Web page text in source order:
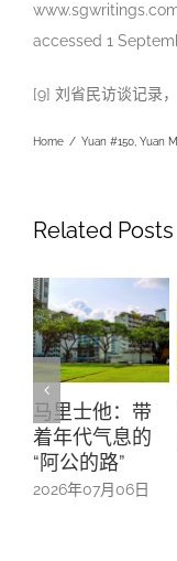
accessed 1
[9] 刘省民访谈记录
Home / Yuan #150, Yuan
Related Posts
怀念春天
2026年07月06日